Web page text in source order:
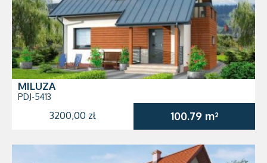
MILUZA
PDJ-5413
3200,00 zł 100.79 m²